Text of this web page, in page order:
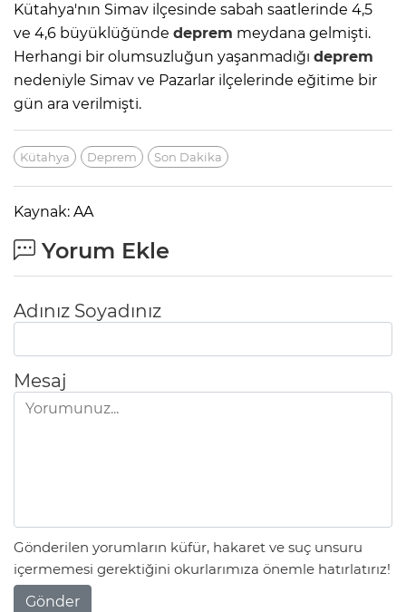
Kütahya'nın Simav ilçesinde sabah saatlerinde 4,5
ve 4,6 büyüklüğünde deprem meydana gelmişti.
Herhangi bir olumsuzluğun yaşanmadığı deprem
nedeniyle Simav ve Pazarlar ilçelerinde eğitime bir
gün ara verilmişti.
Kütahya Deprem Son Dakika
Kaynak: AA
Yorum Ekle
Adınız Soyadınız
Mesaj
Gönderilen yorumların küfür, hakaret ve suç unsuru
içermemesi gerektiğini okurlarımıza önemle hatırlatırız!
Gönder